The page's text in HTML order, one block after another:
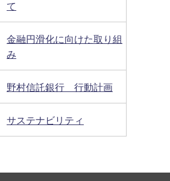
て
金融円滑化に向けた取り組
み
野村信託銀行 行動計画
サステナビリティ